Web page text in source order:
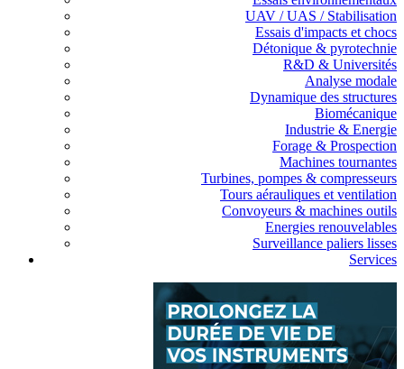
UAV / UAS / Stabilisation
Essais d'impacts et chocs
Détonique & pyrotechnie
R&D & Universités
Analyse modale
Dynamique des structures
Biomécanique
Industrie & Energie
Forage & Prospection
Machines tournantes
Turbines, pompes & compresseurs
Tours aérauliques et ventilation
Convoyeurs & machines outils
Energies renouvelables
Surveillance paliers lisses
Services